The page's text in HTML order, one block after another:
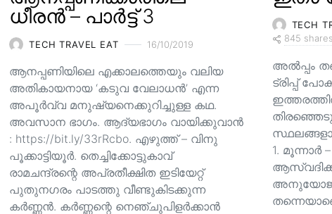
ധീരൻ – പാർട്ട് 3
TECH TRAVEL EAT 16/10/2019
ആനപ്പണിയിലെ എക്കാലത്തെയും വലിയ
അതികായനായ ‘കടുവ വേലാധൻ’ എന്ന
അപൂർവ്വ മനുഷ്യനെക്കുറിച്ചുള്ള കഥ.
അവസാന ഭാഗം. ആദ്യഭാഗം വായിക്കുവാൻ
: https://bit.ly/33rRcbo. എഴുത്ത് – വിനു
പൂക്കാട്ടിയൂർ. തെച്ചിക്കോട്ടുകാവ്
രാമചന്ദ്രന്റെ അപ്രതീക്ഷിത ഇടിയേറ്റ്
പുതുനഗരം പാടത്തു വീണ്ടുകിടക്കുന്ന
കർണ്ണൻ. കർണ്ണന്റെ നെഞ്ചുപിളർക്കാൻ
TECH
845 shares
അൽപ്പം
ട്രിപ്പ്
1. മൂന്നാർ